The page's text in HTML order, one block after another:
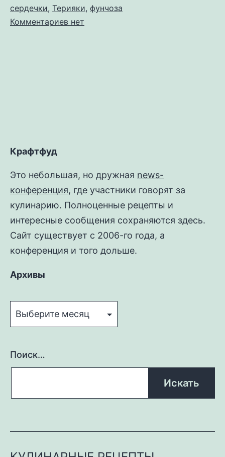
сердечки, Терияки, фунчоза
Комментариев кнет
Крафтфуд
Это небольшая, но дружная news-
конференция, где участники говорят за
кулинарию. Полноценные рецепты и
интересные сообщения сохраняются здесь.
Сайт существует с 2006-го года, а
конференция и того дольше.
Архивы
Поиск…